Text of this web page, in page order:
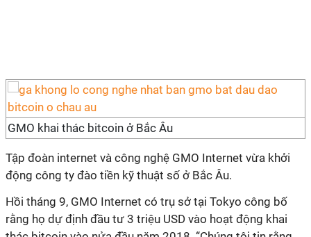
GMO khai thác bitcoin ở Bắc Âu
Tập đoàn internet và công nghệ GMO Internet vừa khởi
động công ty đào tiền kỹ thuật số ở Bắc Âu.
Hồi tháng 9, GMO Internet có trụ sở tại Tokyo công bố
rằng họ dự định đầu tư 3 triệu USD vào hoạt động khai